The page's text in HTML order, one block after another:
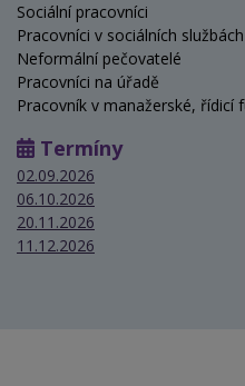
Sociální pracovníci
Pracovníci v sociálních službách
Neformální pečovatelé
Pracovníci na úřadě
Pracovník v manažerské, řídicí
Termíny
02.09.2026
06.10.2026
20.11.2026
11.12.2026